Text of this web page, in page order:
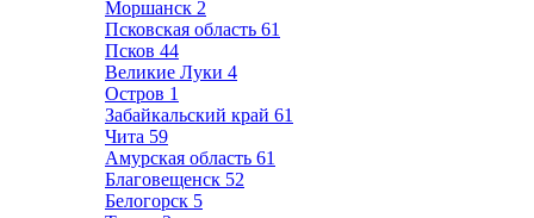
Моршанск 2
Псковская область 61
Псков 44
Великие Луки 4
Остров 1
Забайкальский край 61
Чита 59
Амурская область 61
Благовещенск 52
Белогорск 5